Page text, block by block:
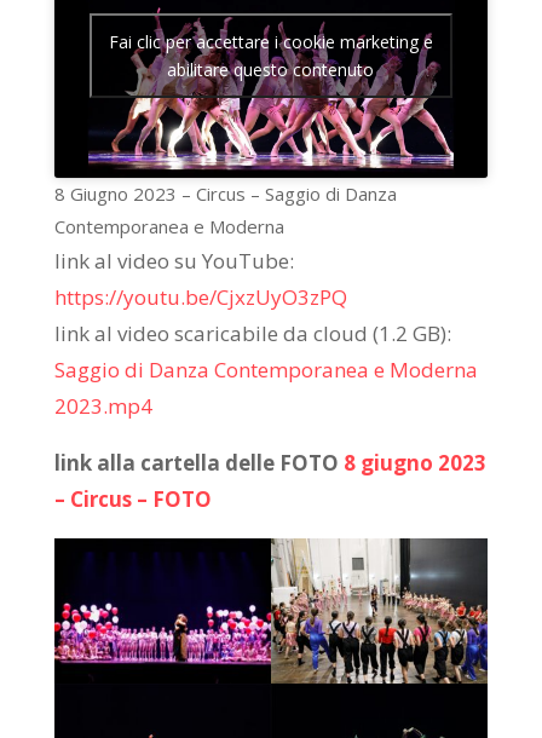
Fai clic per accettare i cookie marketing e
abilitare questo contenuto
8 Giugno 2023 – Circus – Saggio di Danza
Contemporanea e Moderna
link al video su YouTube:
https://youtu.be/CjxzUyO3zPQ
link al video scaricabile da cloud (1.2 GB):
Saggio di Danza Contemporanea e Moderna
2023.mp4
link alla cartella delle FOTO 8 giugno 2023
– Circus – FOTO